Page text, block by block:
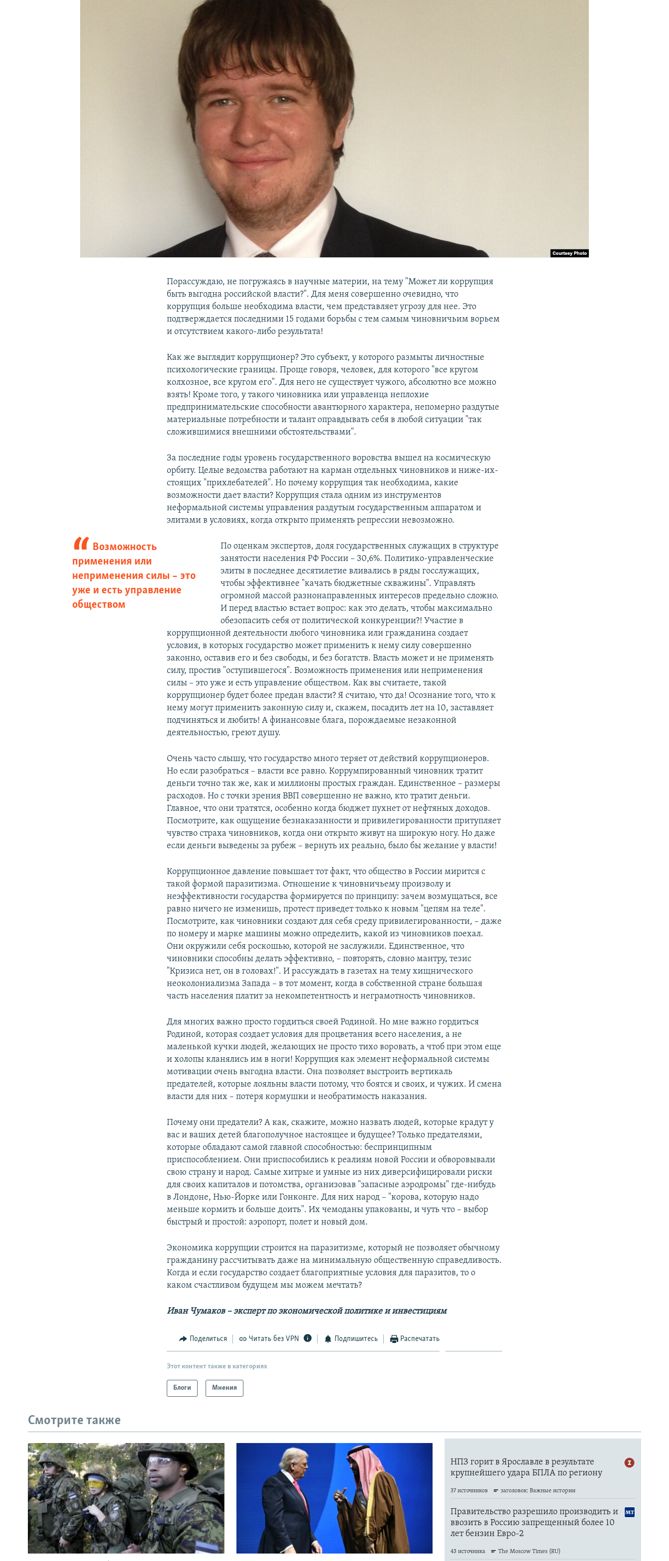
Порассуждаю, не погружаясь в научные материи, на тему "Может ли коррупция
быть выгодна российской власти?". Для меня совершенно очевидно, что
коррупция больше необходима власти, чем представляет угрозу для нее. Это
подтверждается последними 15 годами борьбы с тем самым чиновничьим ворьем
и отсутствием какого-либо результата!
Как же выглядит коррупционер? Это субъект, у которого размыты личностные
психологические границы. Проще говоря, человек, для которого "все кругом
колхозное, все кругом его". Для него не существует чужого, абсолютно все можно
взять! Кроме того, у такого чиновника или управленца неплохие
предпринимательские способности авантюрного характера, непомерно раздутые
материальные потребности и талант оправдывать себя в любой ситуации "так
сложившимися внешними обстоятельствами".
За последние годы уровень государственного воровства вышел на космическую
орбиту. Целые ведомства работают на карман отдельных чиновников и ниже-их-
стоящих "прихлебателей". Но почему коррупция так необходима, какие
возможности дает власти? Коррупция стала одним из инструментов
неформальной системы управления раздутым государственным аппаратом и
элитами в условиях, когда открыто применять репрессии невозможно.
Возможность
применения или
неприменения силы – это
уже и есть управление
обществом
По оценкам экспертов, доля государственных служащих в структуре
занятости населения РФ России – 30,6%. Политико-управленческие
элиты в последнее десятилетие вливались в ряды госслужащих,
чтобы эффективнее "качать бюджетные скважины". Управлять
огромной массой разнонаправленных интересов предельно сложно.
И перед властью встает вопрос: как это делать, чтобы максимально
обезопасить себя от политической конкуренции?! Участие в
коррупционной деятельности любого чиновника или гражданина создает
условия, в которых государство может применить к нему силу совершенно
законно, оставив его и без свободы, и без богатств. Власть может и не применять
силу, простив "оступившегося". Возможность применения или неприменения
силы – это уже и есть управление обществом. Как вы считаете, такой
коррупционер будет более предан власти? Я считаю, что да! Осознание того, что к
нему могут применить законную силу и, скажем, посадить лет на 10, заставляет
подчиняться и любить! А финансовые блага, порождаемые незаконной
деятельностью, греют душу.
Очень часто слышу, что государство много теряет от действий коррупционеров.
Но если разобраться – власти все равно. Коррумпированный чиновник тратит
деньги точно так же, как и миллионы простых граждан. Единственное – размеры
расходов. Но с точки зрения ВВП совершенно не важно, кто тратит деньги.
Главное, что они тратятся, особенно когда бюджет пухнет от нефтяных доходов.
Посмотрите, как ощущение безнаказанности и привилегированности притупляет
чувство страха чиновников, когда они открыто живут на широкую ногу. Но даже
если деньги выведены за рубеж – вернуть их реально, было бы желание у власти!
Коррупционное давление повышает тот факт, что общество в России мирится с
такой формой паразитизма. Отношение к чиновничьему произволу и
неэффективности государства формируется по принципу: зачем возмущаться, все
равно ничего не изменишь, протест приведет только к новым "цепям на теле".
Посмотрите, как чиновники создают для себя среду привилегированности, – даже
по номеру и марке машины можно определить, какой из чиновников поехал.
Они окружили себя роскошью, которой не заслужили. Единственное, что
чиновники способны делать эффективно, – повторять, словно мантру, тезис
"Кризиса нет, он в головах!". И рассуждать в газетах на тему хищнического
неоколониализма Запада – в тот момент, когда в собственной стране большая
часть населения платит за некомпетентность и неграмотность чиновников.
Для многих важно просто гордиться своей Родиной. Но мне важно гордиться
Родиной, которая создает условия для процветания всего населения, а не
маленькой кучки людей, желающих не просто тихо воровать, а чтоб при этом еще
и холопы кланялись им в ноги! Коррупция как элемент неформальной системы
мотивации очень выгодна власти. Она позволяет выстроить вертикаль
предателей, которые лояльны власти потому, что боятся и своих, и чужих. И смена
власти для них – потеря кормушки и необратимость наказания.
Почему они предатели? А как, скажите, можно назвать людей, которые крадут у
вас и ваших детей благополучное настоящее и будущее? Только предателями,
которые обладают самой главной способностью: беспринципным
приспособлением. Они приспособились к реалиям новой России и обворовывали
свою страну и народ. Самые хитрые и умные из них диверсифицировали риски
для своих капиталов и потомства, организовав "запасные аэродромы" где-нибудь
в Лондоне, Нью-Йорке или Гонконге. Для них народ – "корова, которую надо
меньше кормить и больше доить". Их чемоданы упакованы, и чуть что – выбор
быстрый и простой: аэропорт, полет и новый дом.
Экономика коррупции строится на паразитизме, который не позволяет обычному
гражданину рассчитывать даже на минимальную общественную справедливость.
Когда и если государство создает благоприятные условия для паразитов, то о
каком счастливом будущем мы можем мечтать?
Иван Чумаков – эксперт по экономической политике и инвестициям
Поделиться Читать без VPN Подпишитесь Распечатать
Этот контент также в категориях
Блоги Мнения
Смотрите также